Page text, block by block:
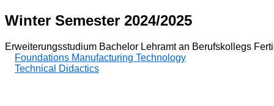
Winter Semester 2024/2025
Erweiterungsstudium Bachelor Lehramt an Berufskollegs
Foundations Manufacturing Technology
Technical Didactics